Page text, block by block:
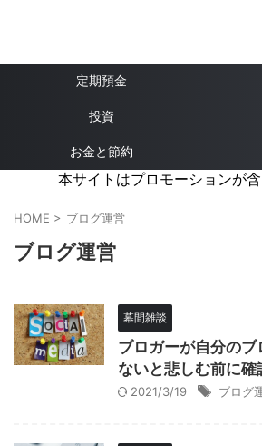
定期預金
投資
お金と節約
本サイトはプロモーションが
HOME > ブログ運営
ブログ運営
幕間雑談
ブロガーが自分の
ないと悲しむ前に確
2021/3/19 ブログ